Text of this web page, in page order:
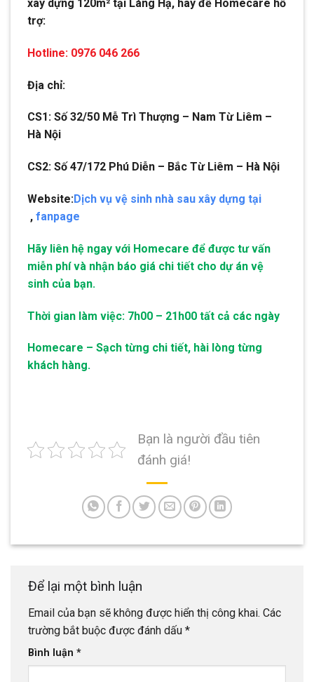
xây dựng 120m² tại Láng Hạ, hãy để Homecare hỗ
trợ:
Hotline: 0976 046 266
Địa chỉ:
CS1: Số 32/50 Mễ Trì Thượng – Nam Từ Liêm –
Hà Nội
CS2: Số 47/172 Phú Diễn – Bắc Từ Liêm – Hà Nội
Website:Dịch vụ vệ sinh nhà sau xây dựng tại
, fanpage
Hãy liên hệ ngay với Homecare để được tư vấn
miễn phí và nhận báo giá chi tiết cho dự án vệ
sinh của bạn.
Thời gian làm việc: 7h00 – 21h00 tất cả các ngày
Homecare – Sạch từng chi tiết, hài lòng từng
khách hàng.
Bạn là người đầu tiên
đánh giá!
Để lại một bình luận
Email của bạn sẽ không được hiển thị công khai. Các
trường bắt buộc được đánh dấu *
Bình luận *